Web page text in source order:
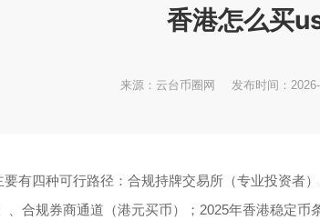
香港怎么买
来源：云台币圈网 发布时间：
有四种可行路径：合规持牌交易所（专业投资者
、合规券商通道（港元买币）；2025年香港稳定